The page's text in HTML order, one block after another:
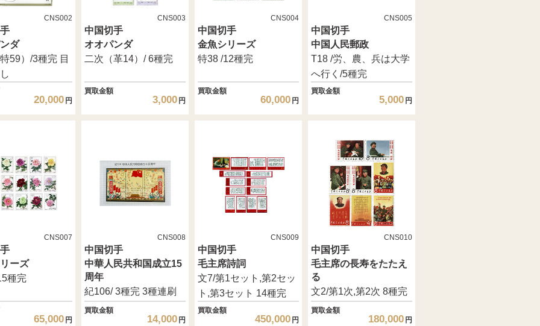
CNS002
ダ
59）/3種完 目
20,000 円
CNS003
中国切手
オオパンダ
二次（革14）/ 6種完
買取金額
3,000 円
CNS004
中国切手
金魚シリーズ
特38 /12種完
買取金額
60,000 円
CNS005
中国切手
中国人民郵政
T18 /労、農、兵は大学
へ行く/5種完
買取金額
5,000 円
CNS007
ーズ
種完
65,000 円
CNS008
中国切手
中華人民共和国成立15
周年
紀106/ 3種完 3種連刷
買取金額
14,000 円
CNS009
中国切手
毛主席詩詞
文7/第1セット,第2セッ
ト,第3セット 14種完
買取金額
450,000 円
CNS010
中国切手
毛主席の長寿をたたえ
る
文2/第1次,第2次 8種完
買取金額
180,000 円